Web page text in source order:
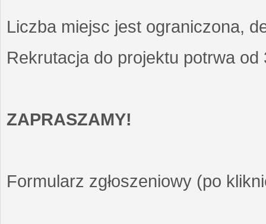
Liczba miejsc jest ograniczona,
Rekrutacja do projektu potrwa
ZAPRASZAMY!
Formularz zgłoszeniowy (po